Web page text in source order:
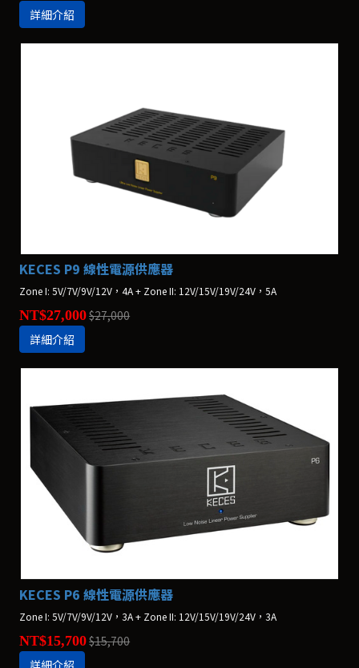
詳細介紹
KECES P9 線性電源供應器
Zone I: 5V/7V/9V/12V，4A + Zone II: 12V/15V/19V/24V，5A
NT$27,000$27,000
詳細介紹
KECES P6 線性電源供應器
Zone I: 5V/7V/9V/12V，3A + Zone II: 12V/15V/19V/24V，3A
NT$15,700$15,700
詳細介紹